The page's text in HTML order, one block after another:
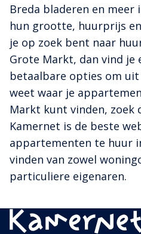
Breda bladeren en
hun grootte, huurprijs
je op zoek bent naar
Grote Markt, dan vind je
betaalbare opties om
weet waar je
Markt kunt vinden, zoek
Kamernet is de beste
appartementen te huur
vinden van zowel
particuliere eigenaren.